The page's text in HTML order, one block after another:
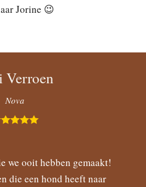
Jorine 😉
Nova
we ooit hebben gemaakt!
die een hond heeft naar